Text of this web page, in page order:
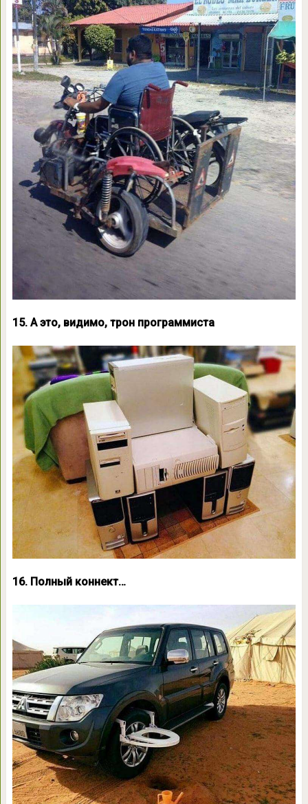
15. А это, видимо, трон программиста
16. Полный коннект…